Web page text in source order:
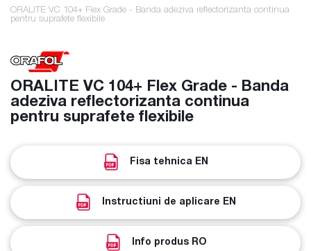
ORALITE VC 104+ Flex Grade - Banda adeziva reflectorizanta continua
pentru suprafete flexibile
ORALITE VC 104+ Flex Grade - Banda
adeziva reflectorizanta continua
pentru suprafete flexibile
Fisa tehnica EN
Instructiuni de aplicare EN
Info produs RO